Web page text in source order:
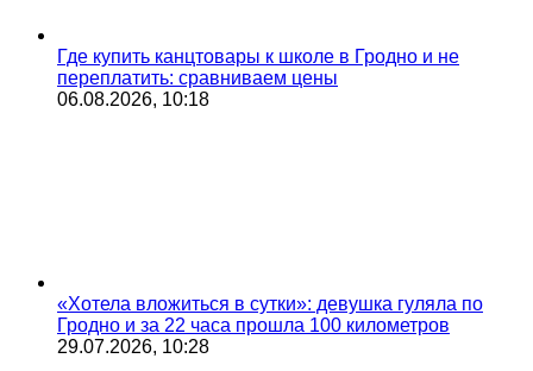
Где купить канцтовары к школе в Гродно и не
переплатить: сравниваем цены
06.08.2026, 10:18
«Хотела вложиться в сутки»: девушка гуляла по
Гродно и за 22 часа прошла 100 километров
29.07.2026, 10:28